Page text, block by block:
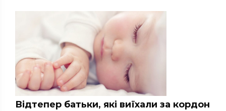
Відтепер батьки, які виїхали за кордон